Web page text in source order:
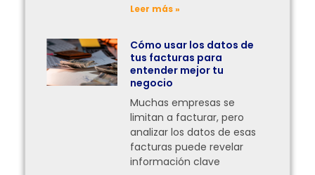
Leer más »
Cómo usar los datos de
tus facturas para
entender mejor tu
negocio
Muchas empresas se
limitan a facturar, pero
analizar los datos de esas
facturas puede revelar
información clave